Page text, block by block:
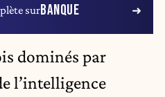
surBANQUE
dominés par
l’intelligence